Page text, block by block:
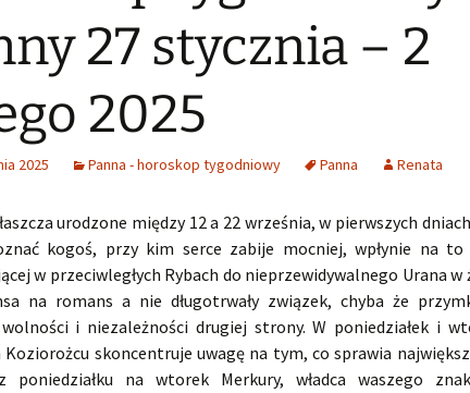
27 stycznia – 2
2025
2025 Panna - horoskop tygodniowy Panna Renata
urodzone między 12 a 22 września, w pierwszych
kogoś, przy kim serce zabije mocniej, wpłynie na to
w przeciwległych Rybach do nieprzewidywalnego Urana w
na romans a nie długotrwały związek, chyba że
i niezależności drugiej strony. W poniedziałek i
Koziorożcu skoncentruje uwagę na tym, co sprawia
poniedziałku na wtorek Merkury, władca waszego